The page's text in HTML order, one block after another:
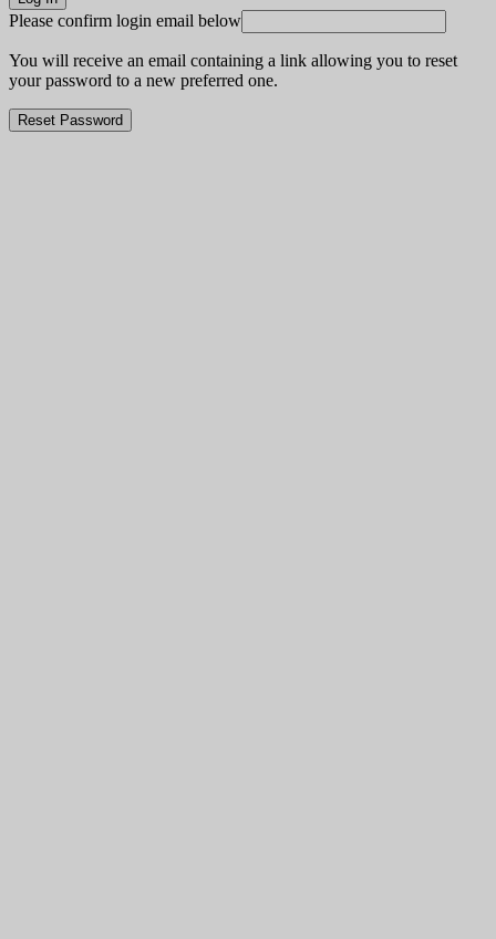
Please confirm login email below
You will receive an email containing a link allowing you to reset
your password to a new preferred one.